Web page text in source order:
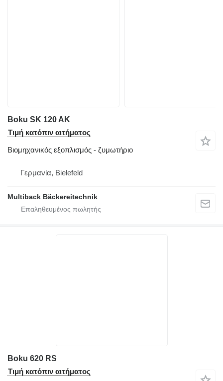
Boku SK 120 AK
Τιμή κατόπιν αιτήματος
Βιομηχανικός εξοπλισμός - ζυμωτήριο
Γερμανία, Bielefeld
Multiback Bäckereitechnik
Boku 620 RS
Τιμή κατόπιν αιτήματος